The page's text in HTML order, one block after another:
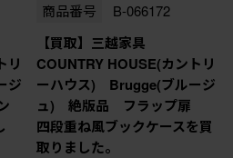
リ
ジ
商品番号 B-066172
【買取】三越家具
COUNTRY HOUSE(カントリ
ーハウス) Brugge(ブルージ
ュ) 絶版品 フラップ扉
四段重ね風ブックケースを買
取りました。